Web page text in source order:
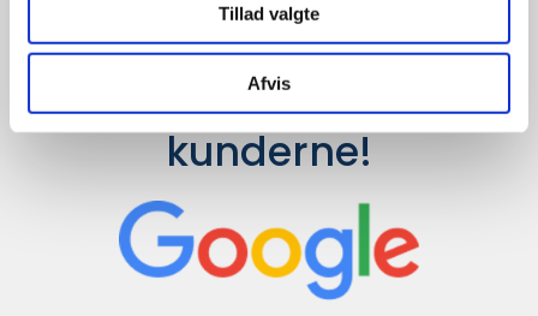
Tillad valgte
Afvis
Det siger
kunderne!